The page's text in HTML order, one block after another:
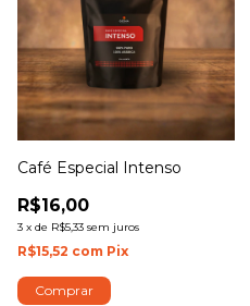
Café Especial Intenso
R$16,00
3 x de R$5,33 sem juros
R$15,52 com Pix
Comprar